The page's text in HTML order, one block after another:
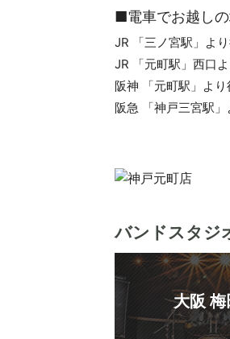
■電車でお越し
JR 「三ノ宮駅」よ
JR 「元町駅」西口
阪神 「元町駅」より
阪急 「神戸三宮駅
バンドスタジ
大阪 梅